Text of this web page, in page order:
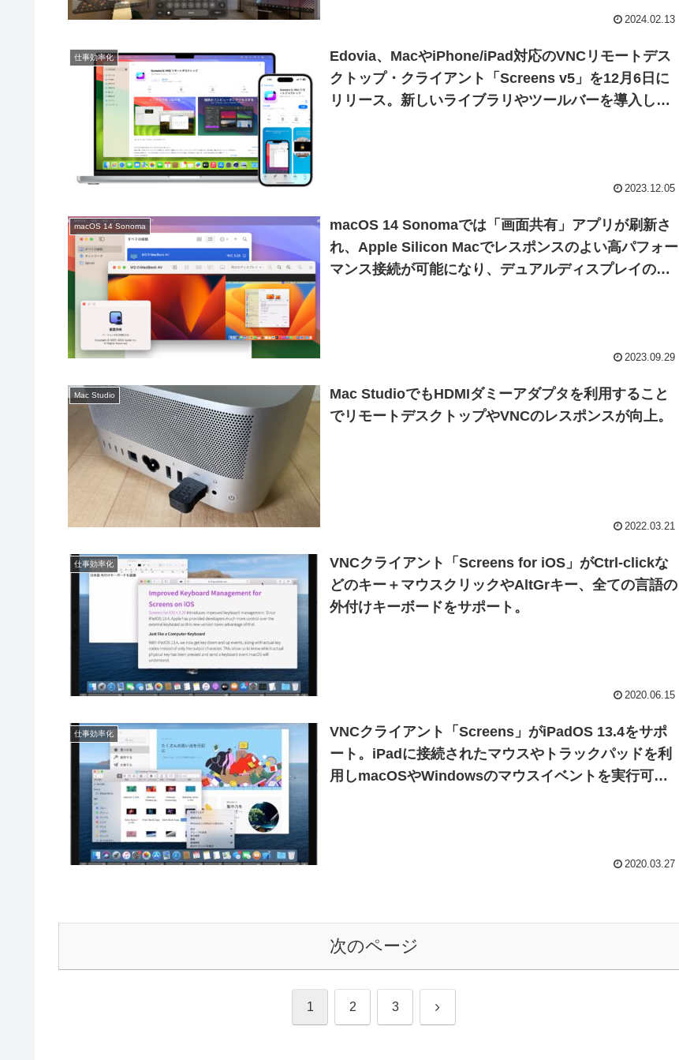
2024.02.13
仕事効率化
Edovia、MacやiPhone/iPad対応のVNCリモートデス
クトップ・クライアント「Screens v5」を12月6日に
リリース。新しいライブラリやツールバーを導入しサ
2023.12.05
macOS 14 Sonoma
macOS 14 Sonomaでは「画面共有」アプリが刷新さ
れ、Apple Silicon Macでレスポンスのよい高パフォー
マンス接続が可能になり、デュアルディスプレイの分
2023.09.29
Mac Studio
Mac StudioでもHDMIダミーアダプタを利用すること
でリモートデスクトップやVNCのレスポンスが向上。
2022.03.21
仕事効率化
VNCクライアント「Screens for iOS」がCtrl-clickな
どのキー＋マウスクリックやAltGrキー、全ての言語の
外付けキーボードをサポート。
2020.06.15
仕事効率化
VNCクライアント「Screens」がiPadOS 13.4をサポ
ート。iPadに接続されたマウスやトラックパッドを利
用しmacOSやWindowsのマウスイベントを実行可能
2020.03.27
次のページ
1 2 3 次